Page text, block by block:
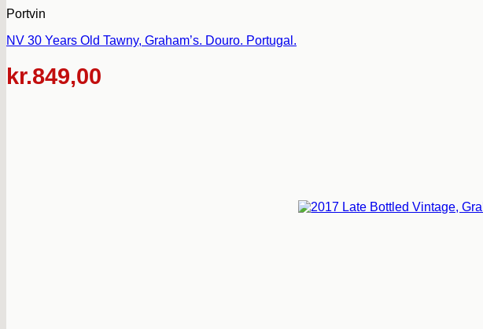
Portvin
NV 30 Years Old Tawny, Graham’s. Douro. Portugal.
kr.849,00